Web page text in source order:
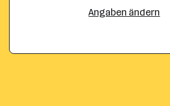
Angaben ändern